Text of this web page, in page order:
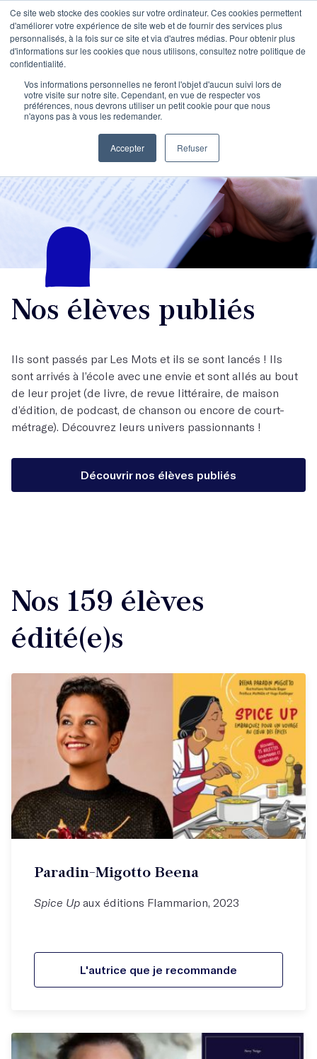
Ce site web stocke des cookies sur votre ordinateur. Ces cookies permettent
d'améliorer votre expérience de site web et de fournir des services plus
personnalisés, à la fois sur ce site et via d'autres médias. Pour obtenir plus
d'informations sur les cookies que nous utilisons, consultez notre politique de
confidentialité.
Vos informations personnelles ne feront l'objet d'aucun suivi lors de
votre visite sur notre site. Cependant, en vue de respecter vos
préférences, nous devrons utiliser un petit cookie pour que nous
n'ayons pas à vous les redemander.
Accepter Refuser
Nos élèves publiés
Ils sont passés par Les Mots et ils se sont lancés ! Ils
sont arrivés à l’école avec une envie et sont allés au bout
de leur projet (de livre, de revue littéraire, de maison
d’édition, de podcast, de chanson ou encore de court-
métrage). Découvrez leurs univers passionnants !
Découvrir nos élèves publiés
Nos 159 élèves
édité(e)s
Paradin-Migotto Beena
Spice Up aux éditions Flammarion, 2023
L'autrice que je recommande